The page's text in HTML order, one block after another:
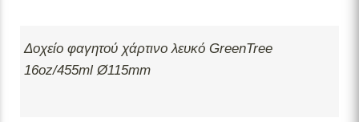
Δοχείο φαγητού χάρτινο λευκό GreenTree
16oz/455ml Ø115mm